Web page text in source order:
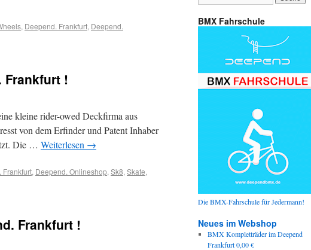
, Deepend. Frankfurt, Deepend.
Frankfurt !
kleine rider-owed Deckfirma aus
von dem Erfinder und Patent Inhaber
Die … Weiterlesen →
Frankfurt, Deepend. Onlineshop, Sk8, Skate,
Frankfurt !
BMX Fahrschule
Die BMX-Fahrschule für Jedermann!
Neues im Webshop
BMX Kompletträder im Deepend
Frankfurt 0,00 €